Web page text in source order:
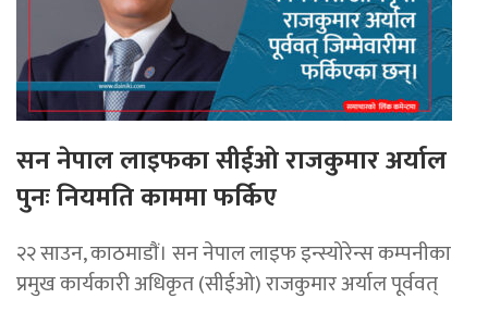
सन नेपाल लाइफका सीईओ राजकुमार अर्याल
पुनः नियमति काममा फर्किए
२२ साउन, काठमाडाैं। सन नेपाल लाइफ इन्स्योरेन्स कम्पनीका
प्रमुख कार्यकारी अधिकृत (सीईओ) राजकुमार अर्याल पूर्ववत्